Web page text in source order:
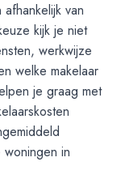
afhankelijk van
kijk je niet
werkwijze
welke makelaar
je graag met
in